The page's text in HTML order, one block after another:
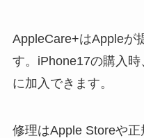
AppleCare+はAppleが
す。iPhone17の購入時
に加入できます。
修理はApple Storeや